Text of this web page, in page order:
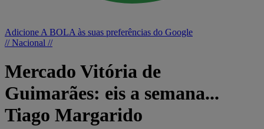
Adicione A BOLA às suas preferências do Google
// Nacional //
Mercado Vitória de
Guimarães: eis a semana...
Tiago Margarido